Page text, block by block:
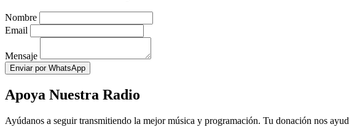
Nombre
Email
Mensaje
Enviar por WhatsApp
Apoya Nuestra Radio
Ayúdanos a seguir transmitiendo la mejor música y programación. Tu donación nos